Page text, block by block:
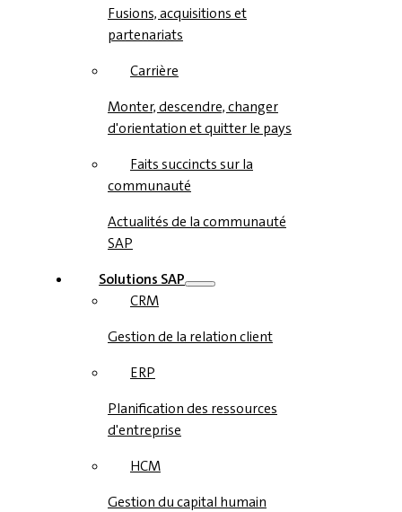
Fusions, acquisitions et
partenariats
Carrière
Monter, descendre, changer
d'orientation et quitter le pays
Faits succincts sur la
communauté
Actualités de la communauté
SAP
Solutions SAP
CRM
Gestion de la relation client
ERP
Planification des ressources
d'entreprise
HCM
Gestion du capital humain